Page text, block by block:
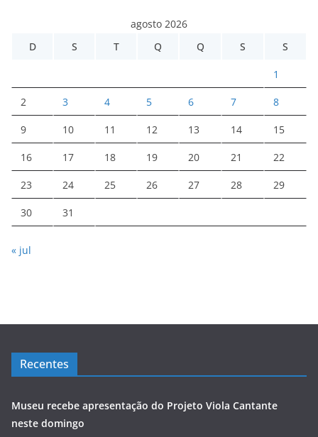
agosto 2026
D
S T Q Q S S
1
2 3 4 5 6 7 8
9 10 11 12 13 14 15
16 17 18 19 20 21 22
23 24 25 26 27 28 29
30 31
« jul
Recentes
Museu recebe apresentação do Projeto Viola Cantante
neste domingo